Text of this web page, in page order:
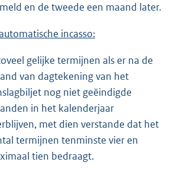
en de tweede een maand later.
incasso:
gelijke termijnen als er na de
van dagtekening van het
nog niet geëindigde
in het kalenderjaar
met dien verstande dat het
termijnen tenminste vier en
tien bedraagt.